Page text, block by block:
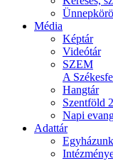
Média
Képtár
Videótár
SZEM
A
Hangtár
Szentföld
Napi
Adattár
Egyházunk